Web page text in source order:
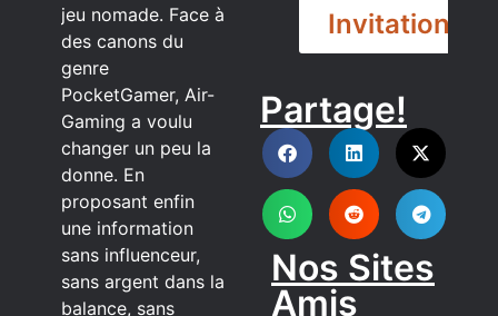
jeu nomade. Face à
des canons du
genre
PocketGamer, Air-
Gaming a voulu
changer un peu la
donne. En
proposant enfin
une information
sans influenceur,
sans argent dans la
balance, sans
Invitation
DISCORD
Partage!
Nos Sites
Amis